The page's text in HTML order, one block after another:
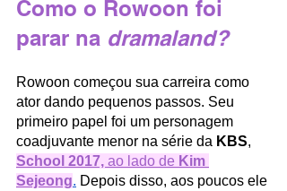
Como o Rowoon foi
parar na dramaland?
Rowoon começou sua carreira como
ator dando pequenos passos. Seu
primeiro papel foi um personagem
coadjuvante menor na série da KBS,
School 2017, ao lado de Kim
Sejeong. Depois disso, aos poucos ele